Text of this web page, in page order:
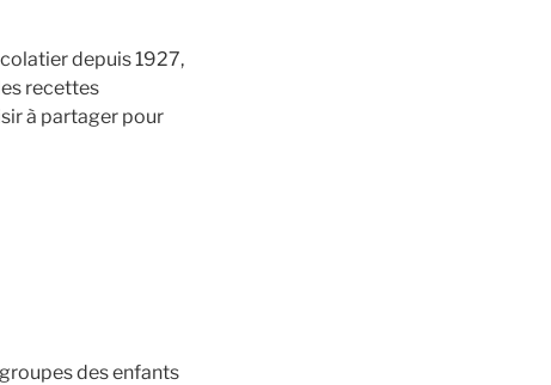
depuis 1927,
recettes
à partager pour
des enfants